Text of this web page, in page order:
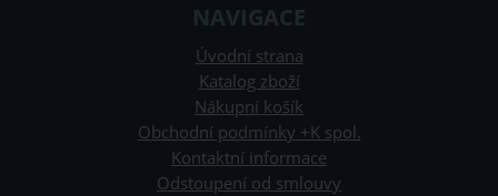
NAVIGACE
Úvodní strana
Katalog zboží
Nákupní košík
Obchodní podmínky +K spol.
Kontaktní informace
Odstoupení od smlouvy